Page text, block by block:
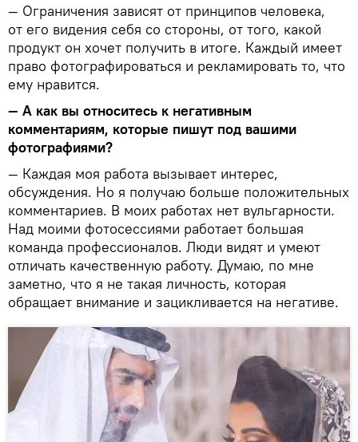
— Ограничения зависят от принципов человека,
от его видения себя со стороны, от того, какой
продукт он хочет получить в итоге. Каждый имеет
право фотографироваться и рекламировать то, что
ему нравится.
— А как вы относитесь к негативным
комментариям, которые пишут под вашими
фотографиями?
— Каждая моя работа вызывает интерес,
обсуждения. Но я получаю больше положительных
комментариев. В моих работах нет вульгарности.
Над моими фотосессиями работает большая
команда профессионалов. Люди видят и умеют
отличать качественную работу. Думаю, по мне
заметно, что я не такая личность, которая
обращает внимание и зацикливается на негативе.